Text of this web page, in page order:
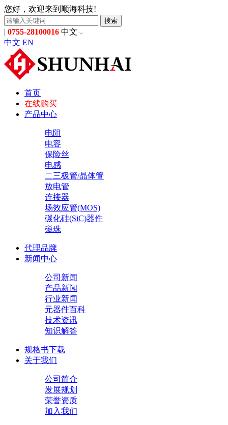
您好，欢迎来到顺海科技!
搜索
| 0755-28100016 中文
中文 EN
首页
在线购买
产品中心
电阻
电容
保险丝
电感
二三极管/晶体管
放电管
连接器
场效应管(MOS)
碳化硅(SiC)器件
磁珠
代理品牌
新闻中心
公司新闻
产品新闻
行业新闻
元器件百科
技术资讯
知识解答
规格书下载
关于我们
公司简介
发展规划
荣誉资质
加入我们